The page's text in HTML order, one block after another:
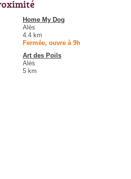
Home My Dog
Alès
4.4 km
Fermée, ouvre à 9h
Art des Poils
Alès
5 km